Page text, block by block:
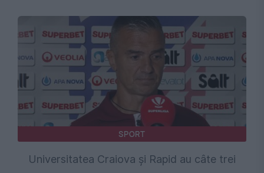
SPORT
Universitatea Craiova și Rapid au câte trei